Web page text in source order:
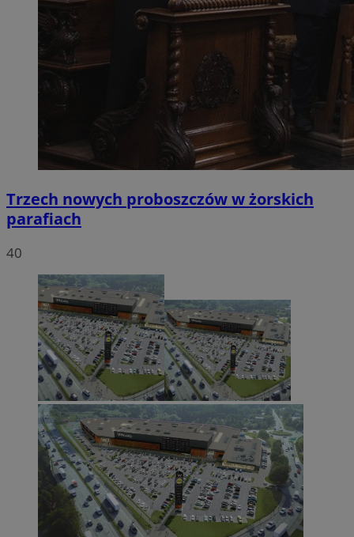
Trzech nowych proboszczów w żorskich
parafiach
40